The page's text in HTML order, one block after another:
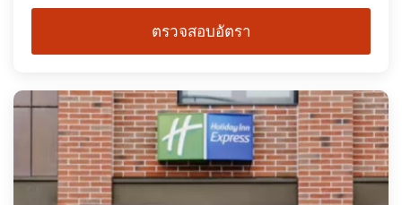
ตรวจสอบอัตรา